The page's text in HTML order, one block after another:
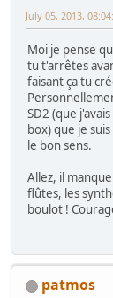
July 05, 2013,
Moi je pense
tu t'arrêtes
faisant ça tu
SD2 (que
box) que je
le bon sens.
Allez, il
flûtes, les
boulot !
patmos